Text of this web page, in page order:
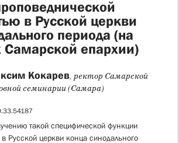
в Русской церкви
периода (на
Самарской епархии)
Кокарев, ректор Самарской
семинарии (Самара)
такой специфической функции
в Русской церкви конца синодального